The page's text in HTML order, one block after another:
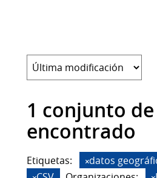
1 conjunto
encontrado
Etiquetas: datos